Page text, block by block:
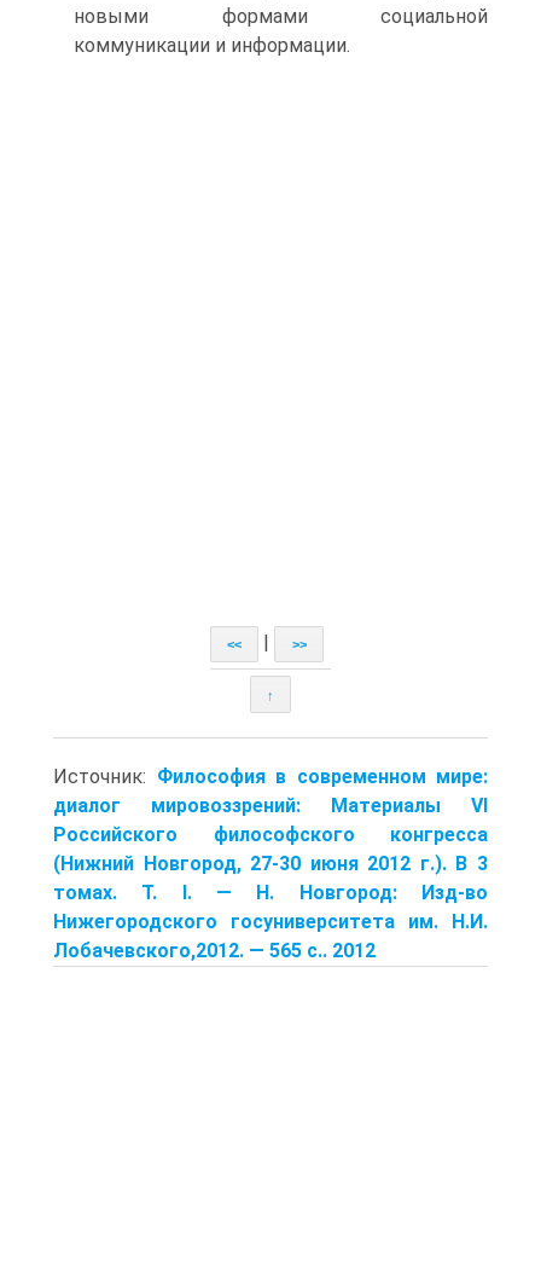
новыми формами со­циальной
коммуникации и информации.
<< >>
↑
Источник: Философия в современном мире:
диалог мировоззрений: Материалы VI
Российского философского конгресса
(Нижний Новгород, 27-30 июня 2012 г.). В 3
томах. Т. I. — Н. Новгород: Изд-во
Нижегородского госуниверситета им. Н.И.
Лобачевского,2012. — 565 с.. 2012